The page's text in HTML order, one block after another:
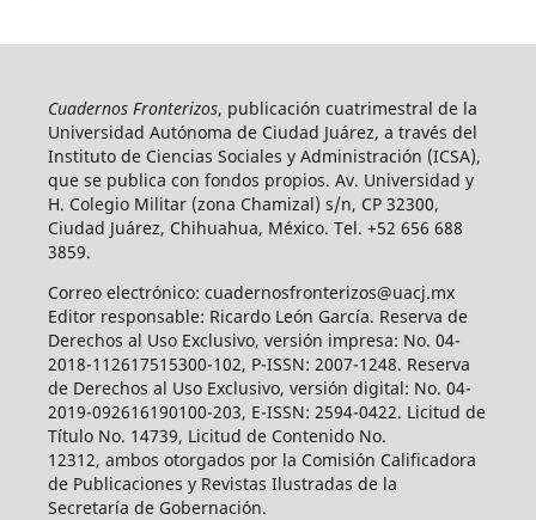
Cuadernos Fronterizos, publicación cuatrimestral de la
Universidad Autónoma de Ciudad Juárez, a través del
Instituto de Ciencias Sociales y Administración (ICSA),
que se publica con fondos propios. Av. Universidad y
H. Colegio Militar (zona Chamizal) s/n, CP 32300,
Ciudad Juárez, Chihuahua, México. Tel. +52 656 688
3859.
Correo electrónico: cuadernosfronterizos@uacj.mx
Editor responsable: Ricardo León García. Reserva de
Derechos al Uso Exclusivo, versión impresa: No. 04-
2018-112617515300-102, P-ISSN: 2007-1248. Reserva
de Derechos al Uso Exclusivo, versión digital: No. 04-
2019-092616190100-203, E-ISSN: 2594-0422. Licitud de
Título No. 14739, Licitud de Contenido No.
12312, ambos otorgados por la Comisión Calificadora
de Publicaciones y Revistas Ilustradas de la
Secretaría de Gobernación.